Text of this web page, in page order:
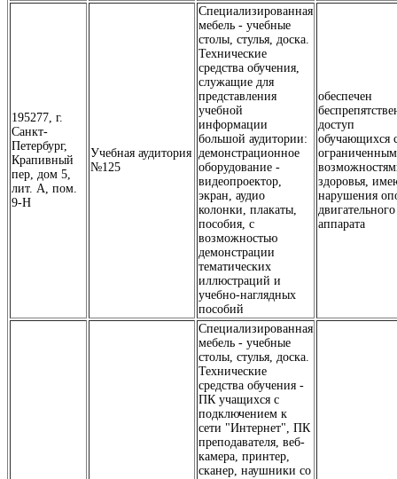
195277, г.
Санкт-
Петербург,
Крапивный
пер, дом 5,
лит. А, пом.
9-Н
Учебная аудитория
№125
Специализированная
мебель - учебные
столы, стулья, доска.
Технические
средства обучения,
служащие для
представления
учебной
информации
большой аудитории:
демонстрационное
оборудование -
видеопроектор,
экран, аудио
колонки, плакаты,
пособия, с
возможностью
демонстрации
тематических
иллюстраций и
учебно-наглядных
пособий
обеспечен
доступ
обучающихся
здоровья,
нарушения
двигательного
аппарата
Специализированная
мебель - учебные
столы, стулья, доска.
Технические
средства обучения -
ПК учащихся с
подключением к
сети "Интернет", ПК
преподавателя, веб-
камера, принтер,
сканер, наушники со